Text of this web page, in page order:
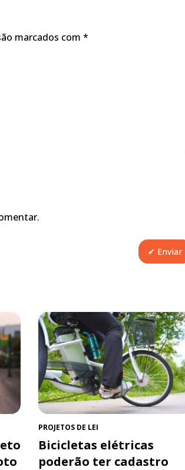
marcados com *
PROJETOS DE LEI
Bicicletas elétricas
poderão ter cadastro